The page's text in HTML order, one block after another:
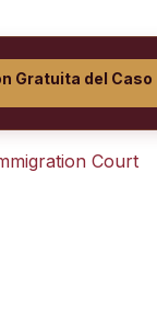
Gratuita del Caso
Court